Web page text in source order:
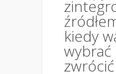
kiedy
wybrać